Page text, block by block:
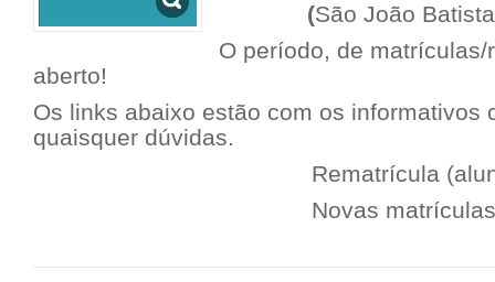
(São João
O período, de
aberto!
Os links abaixo estão com os informativos
quaisquer dúvidas.
Rematrícula
Novas